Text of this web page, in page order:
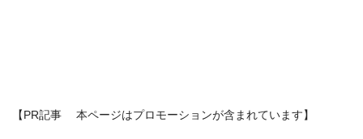
【PR記事 本ページはプロモーションが含まれています】